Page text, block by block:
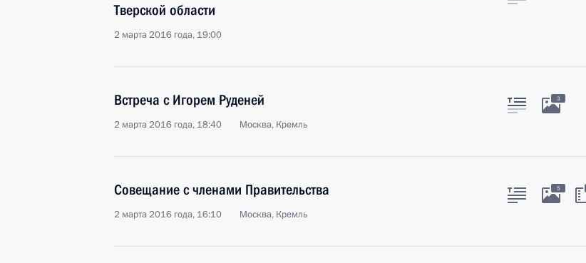
Тверской области
2 марта 2016 года, 19:00
Встреча с Игорем Руденей
2 марта 2016 года, 18:40 Москва, Кремль
3
Совещание с членами Правительства
2 марта 2016 года, 16:10 Москва, Кремль
5